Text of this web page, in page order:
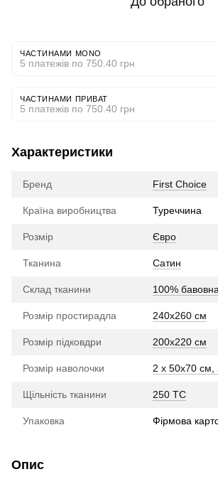
ЧАСТИНАМИ MONO
5 платежів по 750.40 грн
ЧАСТИНАМИ ПРИВАТ
5 платежів по 750.40 грн
Характеристики
Бренд First Choice
Країна виробництва Туреччина
Розмір Євро
Тканина Сатин
Склад тканини 100% бавовна
Розмір простирадла 240х260 см
Розмір підковдри 200х220 см
Розмір наволочки 2 x 50х70 см,
Щільність тканини 250 TC
Упаковка Фірмова
Опис